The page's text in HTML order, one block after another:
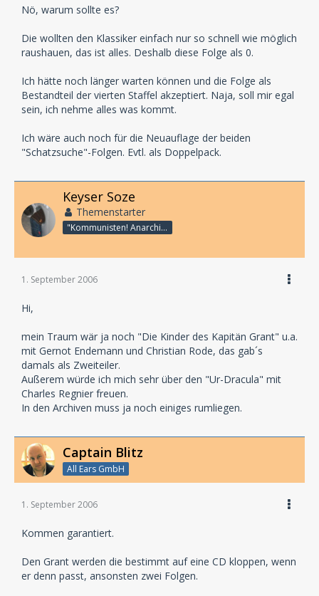
Nö, warum sollte es?
Die wollten den Klassiker einfach nur so schnell wie möglich
raushauen, das ist alles. Deshalb diese Folge als 0.
Ich hätte noch länger warten können und die Folge als
Bestandteil der vierten Staffel akzeptiert. Naja, soll mir egal
sein, ich nehme alles was kommt.
Ich wäre auch noch für die Neuauflage der beiden
"Schatzsuche"-Folgen. Evtl. als Doppelpack.
Keyser Soze
Themenstarter
"Kommunisten! Anarchisten!! Pack!!!"
1. September 2006
Hi,
mein Traum wär ja noch "Die Kinder des Kapitän Grant" u.a.
mit Gernot Endemann und Christian Rode, das gab´s
damals als Zweiteiler.
Außerem würde ich mich sehr über den "Ur-Dracula" mit
Charles Regnier freuen.
In den Archiven muss ja noch einiges rumliegen.
Captain Blitz
All Ears GmbH
1. September 2006
Kommen garantiert.
Den Grant werden die bestimmt auf eine CD kloppen, wenn
er denn passt, ansonsten zwei Folgen.